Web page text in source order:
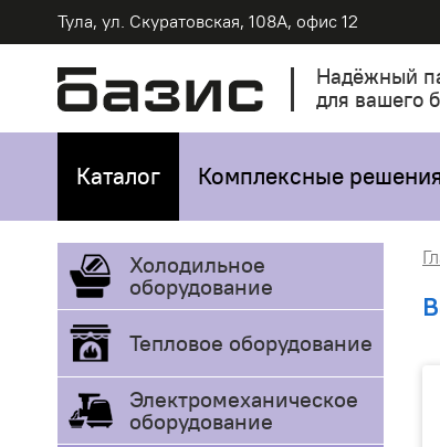
Тула, ул. Скуратовская, 108А, офис 12
Надёжный
для вашего
Каталог Комплексные
Холодильное
оборудование
Тепловое оборудование
Электромеханическое
оборудование